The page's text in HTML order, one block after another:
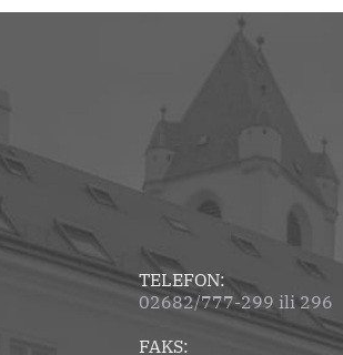
TELEFON:
02682/777-299 ili 296
FAKS: